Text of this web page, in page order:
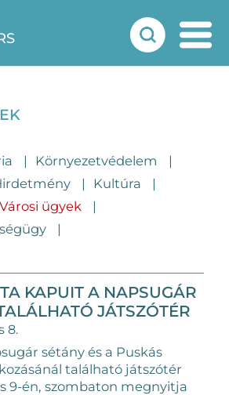
Környezetvédelem
Kultúra
Városi ügyek
KAPUIT A NAPSUGÁR
JÁTSZÓTÉR
8.
sétány és a Puskás
található játszótér
9-én, szombaton megnyitja